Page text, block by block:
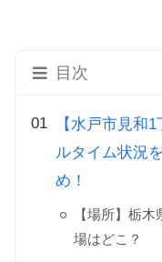
目次
【水戸市見和
ルタイム状況
め！
【場所】栃
場はどこ？